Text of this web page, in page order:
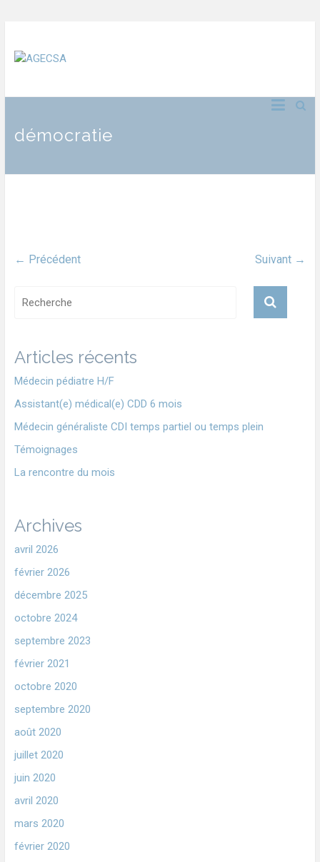
démocratie
← Précédent Suivant →
Articles récents
Médecin pédiatre H/F
Assistant(e) médical(e) CDD 6 mois
Médecin généraliste CDI temps partiel ou temps plein
Témoignages
La rencontre du mois
Archives
avril 2026
février 2026
décembre 2025
octobre 2024
septembre 2023
février 2021
octobre 2020
septembre 2020
août 2020
juillet 2020
juin 2020
avril 2020
mars 2020
février 2020